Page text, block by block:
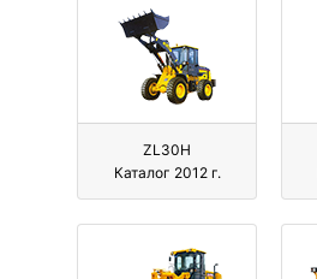
ZL30H
Каталог 2012 г.